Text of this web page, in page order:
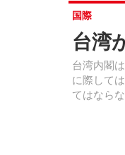
台湾
台湾内閣
に際して
てはなら
国際